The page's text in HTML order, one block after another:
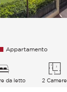
Appartamento
da letto 2 Camere